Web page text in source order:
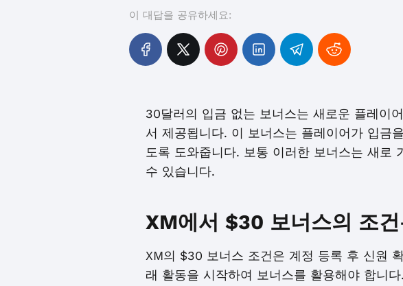
이 대답을 공유하세요:
30달러의 입금 없는 보너스는 새로운 플레이
서 제공됩니다. 이 보너스는 플레이어가 입금
도록 도와줍니다. 보통 이러한 보너스는 새로
수 있습니다.
XM에서 $30 보너스의 조
XM의 $30 보너스 조건은 계정 등록 후 신원
래 활동을 시작하여 보너스를 활용해야 합니